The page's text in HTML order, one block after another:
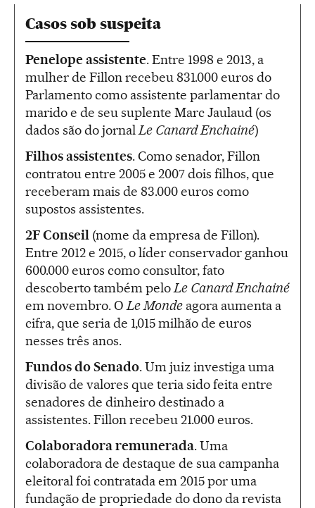
Casos sob suspeita
Penelope assistente. Entre 1998 e 2013, a
mulher de Fillon recebeu 831.000 euros do
Parlamento como assistente parlamentar do
marido e de seu suplente Marc Jaulaud (os
dados são do jornal Le Canard Enchainé)
Filhos assistentes. Como senador, Fillon
contratou entre 2005 e 2007 dois filhos, que
receberam mais de 83.000 euros como
supostos assistentes.
2F Conseil (nome da empresa de Fillon).
Entre 2012 e 2015, o líder conservador ganhou
600.000 euros como consultor, fato
descoberto também pelo Le Canard Enchainé
em novembro. O Le Monde agora aumenta a
cifra, que seria de 1,015 milhão de euros
nesses três anos.
Fundos do Senado. Um juiz investiga uma
divisão de valores que teria sido feita entre
senadores de dinheiro destinado a
assistentes. Fillon recebeu 21.000 euros.
Colaboradora remunerada. Uma
colaboradora de destaque de sua campanha
eleitoral foi contratada em 2015 por uma
fundação de propriedade do dono da revista